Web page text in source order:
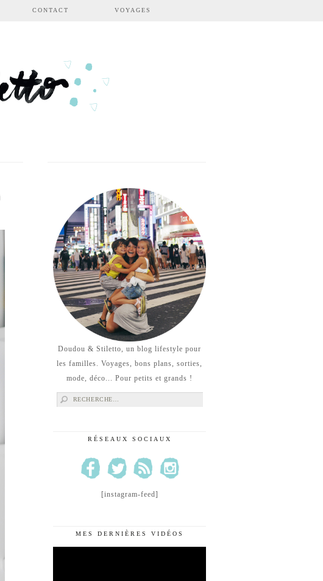
CONTACT VOYAGES
Doudou & Stiletto, un blog lifestyle pour
les familles. Voyages, bons plans, sorties,
mode, déco... Pour petits et grands !
Rechercher :
RÉSEAUX SOCIAUX
[instagram-feed]
MES DERNIÈRES VIDÉOS